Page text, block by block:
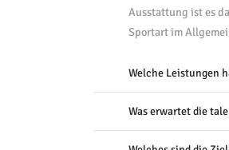
Ausstattung ist es
Sportart im
Welche Leistungen
Was erwartet die